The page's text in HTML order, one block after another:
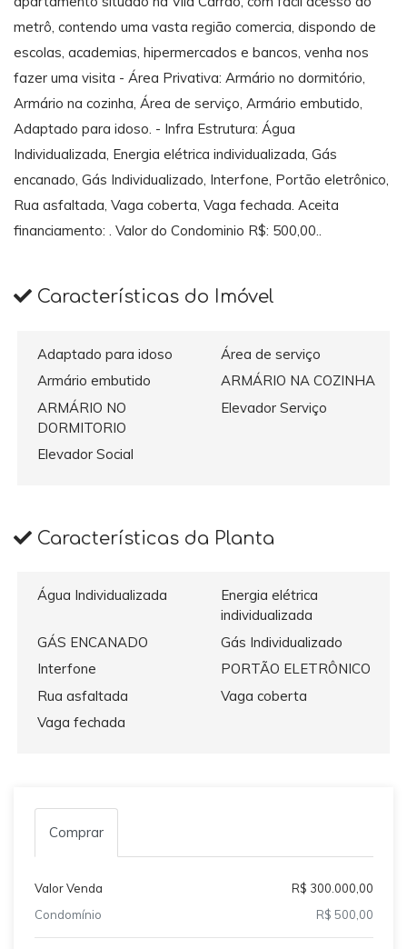
metrô, contendo uma vasta região comercia, dispondo de
escolas, academias, hipermercados e bancos, venha nos
fazer uma visita - Área Privativa: Armário no dormitório,
Armário na cozinha, Área de serviço, Armário embutido,
Adaptado para idoso. - Infra Estrutura: Água
Individualizada, Energia elétrica individualizada, Gás
encanado, Gás Individualizado, Interfone, Portão eletrônico,
Rua asfaltada, Vaga coberta, Vaga fechada. Aceita
financiamento: . Valor do Condominio R$: 500,00..
Características do Imóvel
Adaptado para idoso
Área de serviço
Armário embutido
ARMÁRIO NA COZINHA
ARMÁRIO NO
DORMITORIO
Elevador Serviço
Elevador Social
Características da Planta
Água Individualizada
Energia elétrica
individualizada
GÁS ENCANADO
Gás Individualizado
Interfone
PORTÃO ELETRÔNICO
Rua asfaltada
Vaga coberta
Vaga fechada
Comprar
Valor Venda
R$ 300.000,00
Condomínio
R$ 500,00